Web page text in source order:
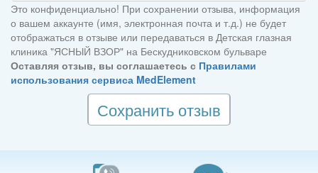
Это конфиденциально! При сохранении отзыва, информация
о вашем аккаунте (имя, электронная почта и т.д.) не будет
отображаться в отзыве или передаваться в Детская глазная
клиника "ЯСНЫЙ ВЗОР" на Бескудниковском бульваре
Оставляя отзыв, вы соглашаетесь с Правилами
использования сервиса MedElement
Сохранить отзыв